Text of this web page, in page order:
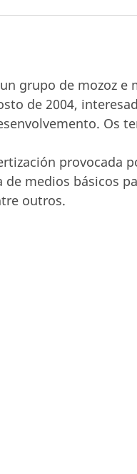
grupo de mozoz e
de 2004,
Os
provocada
medios básicos
outros.